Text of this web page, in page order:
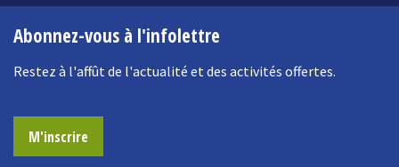
Abonnez-vous à l'infolettre
Restez à l'affût de l'actualité et des activités offertes.
M'inscrire